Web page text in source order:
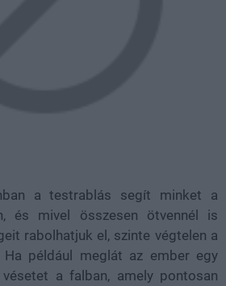
a testrablás segít minket a
és mivel összesen ötvennél is
rabolhatjuk el, szinte végtelen a
például meglát az ember egy
a falban, amely pontosan